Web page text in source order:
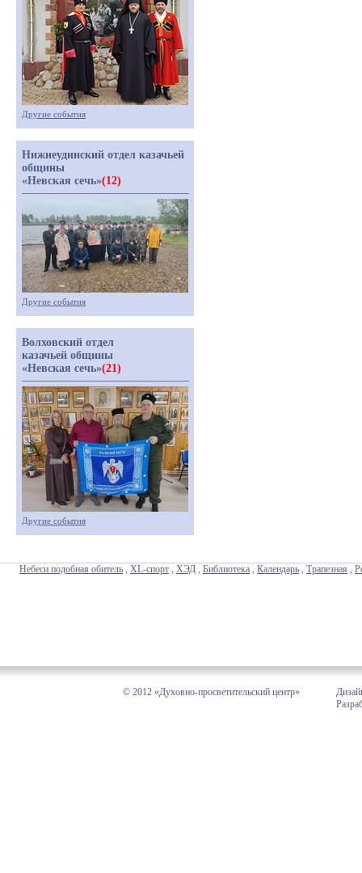
Другие события
Нижнеудинский отдел казачьей
общины
«Невская сечь»(12)
Другие события
Волховский отдел
казачьей общины
«Невская сечь»(21)
Другие события
Небеси подобная обитель , XL-спорт , ХЭД , Библиотека , Календарь , Трапезная ,
© 2012 «Духовно-просветительский центр»